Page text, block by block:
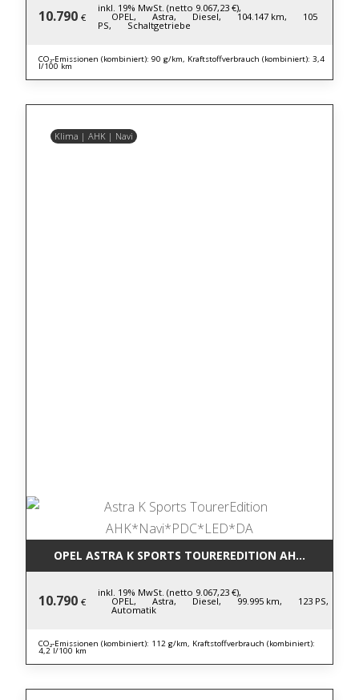
10.790 €
inkl. 19% MwSt. (netto 9.067,23 €),
OPEL, Astra, Diesel, 104.147 km, 105
PS, Schaltgetriebe
CO₂-Emissionen (kombiniert): 90 g/km, Kraftstoffverbrauch (kombiniert): 3,4
l/100 km
Klima | AHK | Navi
OPEL ASTRA K SPORTS TOUREREDITION
10.790 €
inkl. 19% MwSt. (netto 9.067,23 €),
OPEL, Astra, Diesel, 99.995 km, 123 PS,
Automatik
CO₂-Emissionen (kombiniert): 112 g/km, Kraftstoffverbrauch (kombiniert):
4,2 l/100 km